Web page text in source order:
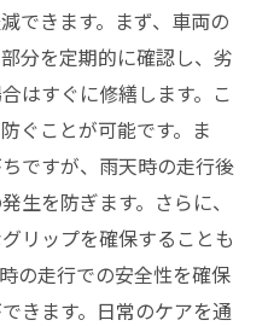
できます。まず、車両の
分を定期的に確認し、劣
はすぐに修繕します。こ
ぐことが可能です。ま
ですが、雨天時の走行後
生を防ぎます。さらに、
リップを確保することも
の走行での安全性を確保
きます。日常のケアを通